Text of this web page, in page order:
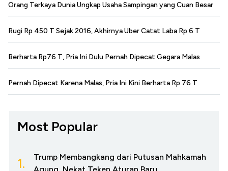
Orang Terkaya Dunia Ungkap Usaha Sampingan yang Cuan Besar
Rugi Rp 450 T Sejak 2016, Akhirnya Uber Catat Laba Rp 6 T
Berharta Rp76 T, Pria Ini Dulu Pernah Dipecat Gegara Malas
Pernah Dipecat Karena Malas, Pria Ini Kini Berharta Rp 76 T
Most Popular
1.
Trump Membangkang dari Putusan Mahkamah